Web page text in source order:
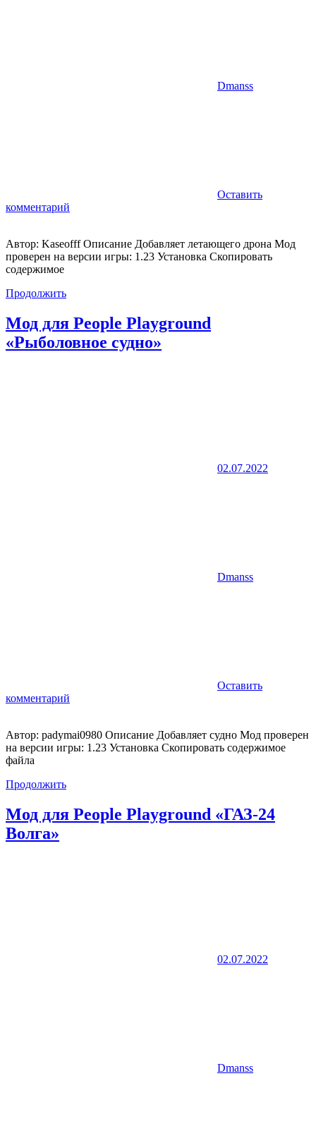
Dmanss
Оставить
комментарий
Автор: Kaseofff Описание Добавляет летающего дрона Мод
проверен на версии игры: 1.23 Установка Скопировать
содержимое
Продолжить
Мод для People Playground
«Рыболовное судно»
02.07.2022
Dmanss
Оставить
комментарий
Автор: padymai0980 Описание Добавляет судно Мод проверен
на версии игры: 1.23 Установка Скопировать содержимое
файла
Продолжить
Мод для People Playground «ГАЗ-24
Волга»
02.07.2022
Dmanss